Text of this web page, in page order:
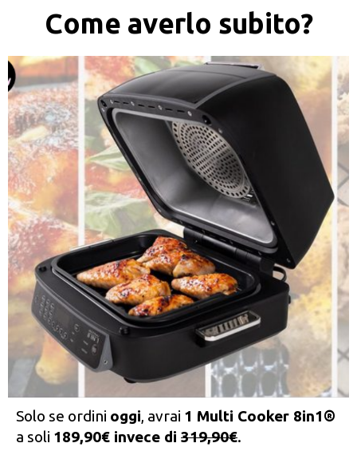
Come averlo subito?
Solo se ordini oggi, avrai 1 Multi Cooker 8in1®
a soli 189,90€ invece di 319,90€.